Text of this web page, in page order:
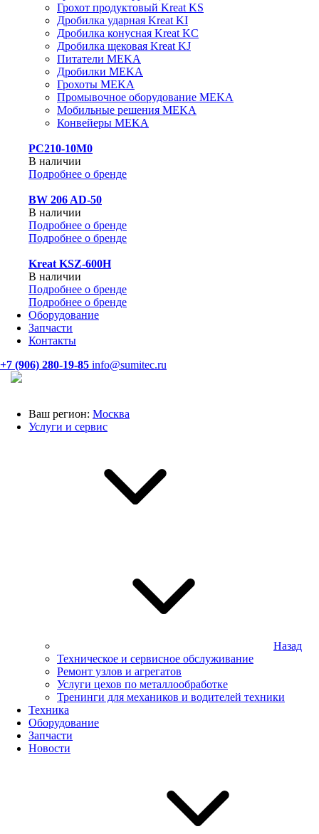
Грохот продуктовый Kreat KS
Дробилка ударная Kreat KI
Дробилка конусная Kreat KC
Дробилка щековая Kreat KJ
Питатели MEKA
Дробилки MEKA
Грохоты MEKA
Промывочное оборудование MEKA
Мобильные решения MEKA
Конвейеры MEKA
PC210-10M0
В наличии
Подробнее о бренде
BW 206 AD-50
В наличии
Подробнее о бренде
Подробнее о бренде
Kreat KSZ-600H
В наличии
Подробнее о бренде
Подробнее о бренде
Оборудование
Запчасти
Контакты
+7 (906) 280-19-85 info@sumitec.ru
Ваш регион: Москва
Услуги и сервис
Назад
Техническое и сервисное обслуживание
Ремонт узлов и агрегатов
Услуги цехов по металлообработке
Тренинги для механиков и водителей техники
Техника
Оборудование
Запчасти
Новости